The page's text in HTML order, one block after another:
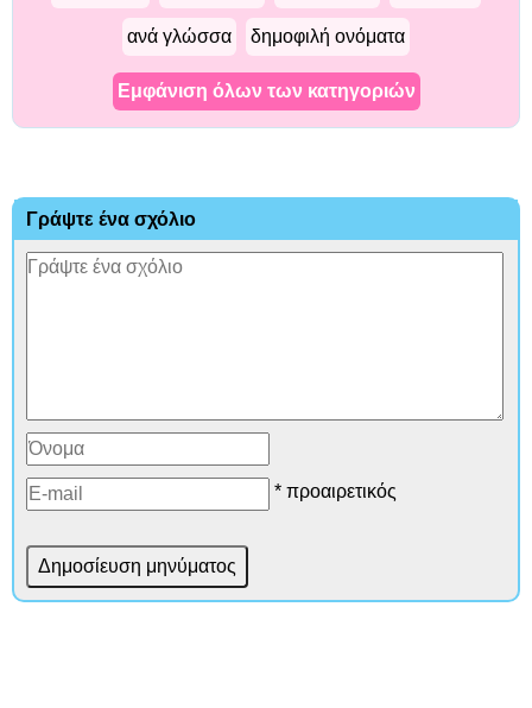
ανά γλώσσα δημοφιλή ονόματα
Εμφάνιση όλων των κατηγοριών
Γράψτε ένα σχόλιο
* προαιρετικός